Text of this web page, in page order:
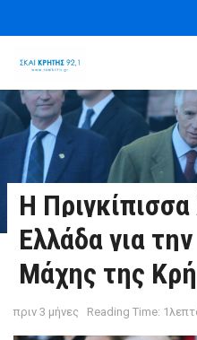
Η
Ελλάδα για
Μάχης της
πριν 3 μήνες Reading Time: